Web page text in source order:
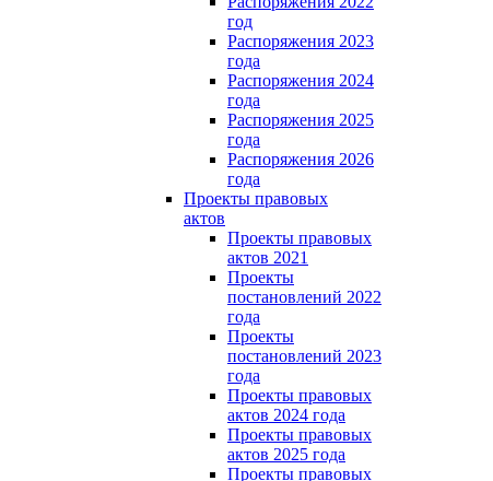
год
Распоряжения 2023
года
Распоряжения 2024
года
Распоряжения 2025
года
Распоряжения 2026
года
Проекты правовых
актов
Проекты правовых
актов 2021
Проекты
постановлений 2022
года
Проекты
постановлений 2023
года
Проекты правовых
актов 2024 года
Проекты правовых
актов 2025 года
Проекты правовых